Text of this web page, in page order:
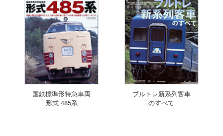
国鉄標準形特急車両
形式 485系
ブルトレ新系列客車
のすべて